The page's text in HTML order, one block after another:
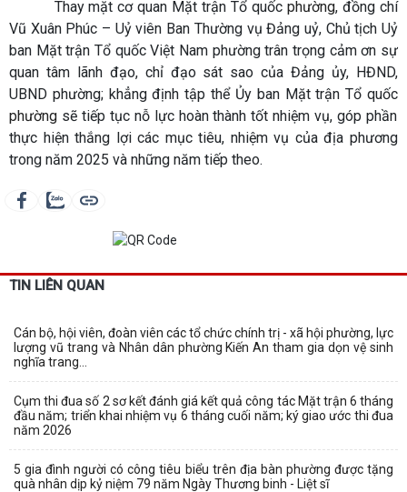
Thay mặt cơ quan Mặt trận Tổ quốc phường, đồng chí
Vũ Xuân Phúc – Uỷ viên Ban Thường vụ Đảng uỷ, Chủ tịch Uỷ
ban Mặt trận Tổ quốc Việt Nam phường trân trọng cảm ơn sự
quan tâm lãnh đạo, chỉ đạo sát sao của Đảng ủy, HĐND,
UBND phường; khẳng định tập thể Ủy ban Mặt trận Tổ quốc
phường sẽ tiếp tục nỗ lực hoàn thành tốt nhiệm vụ, góp phần
thực hiện thắng lợi các mục tiêu, nhiệm vụ của địa phương
trong năm 2025 và những năm tiếp theo.
TIN LIÊN QUAN
Cán bộ, hội viên, đoàn viên các tổ chức chính trị - xã hội phường, lực
lượng vũ trang và Nhân dân phường Kiến An tham gia dọn vệ sinh
nghĩa trang...
Cụm thi đua số 2 sơ kết đánh giá kết quả công tác Mặt trận 6 tháng
đầu năm; triển khai nhiệm vụ 6 tháng cuối năm; ký giao ước thi đua
năm 2026
5 gia đình người có công tiêu biểu trên địa bàn phường được tặng
quà nhân dịp kỷ niệm 79 năm Ngày Thương binh - Liệt sĩ